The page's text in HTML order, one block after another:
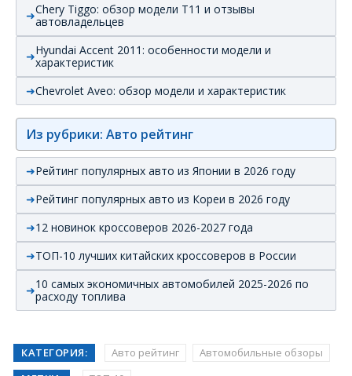
Chery Tiggo: обзор модели T11 и отзывы
автовладельцев
Hyundai Accent 2011: особенности модели и
характеристик
Chevrolet Aveo: обзор модели и характеристик
Из рубрики: Авто рейтинг
Рейтинг популярных авто из Японии в 2026 году
Рейтинг популярных авто из Кореи в 2026 году
12 новинок кроссоверов 2026-2027 года
ТОП-10 лучших китайских кроссоверов в России
10 самых экономичных автомобилей 2025-2026 по
расходу топлива
КАТЕГОРИЯ: Авто рейтинг
Автомобильные обзоры